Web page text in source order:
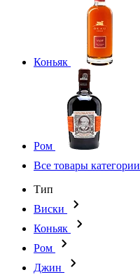
Коньяк
Ром
Все товары категории
Тип
Виски
Коньяк
Ром
Джин